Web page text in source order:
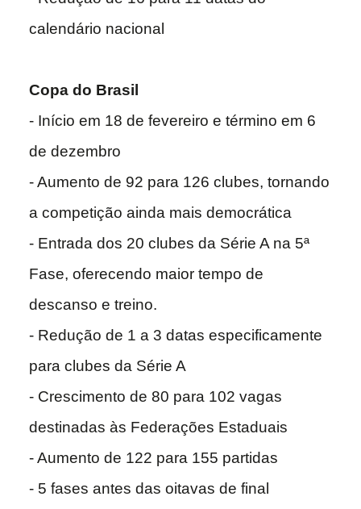
calendário nacional
Copa do Brasil
- Início em 18 de fevereiro e término em 6
de dezembro
- Aumento de 92 para 126 clubes, tornando
a competição ainda mais democrática
- Entrada dos 20 clubes da Série A na 5ª
Fase, oferecendo maior tempo de
descanso e treino.
- Redução de 1 a 3 datas especificamente
para clubes da Série A
- Crescimento de 80 para 102 vagas
destinadas às Federações Estaduais
- Aumento de 122 para 155 partidas
- 5 fases antes das oitavas de final